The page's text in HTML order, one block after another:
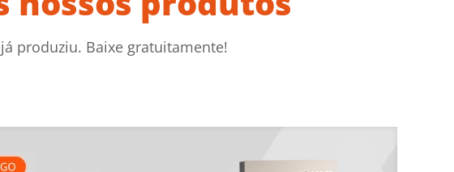
produziu. Baixe gratuitamente!